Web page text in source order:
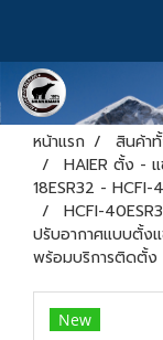
หน้าแรก สินค้า
HAIER ตั้ง -
18ESR32 - HCFI-
HCFI-
ปรับอากาศแบบตั้ง
พร้อมบริการติดตั้ง
New